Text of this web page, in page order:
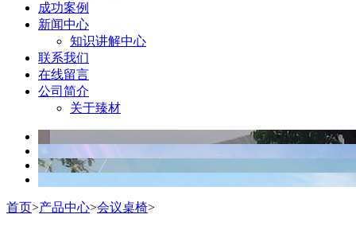
成功案例
新闻中心
知识讲解中心
联系我们
在线留言
公司简介
关于臻材
首页>产品中心>会议桌椅>